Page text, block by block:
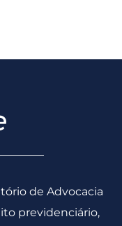
de Advocacia
previdenciário,